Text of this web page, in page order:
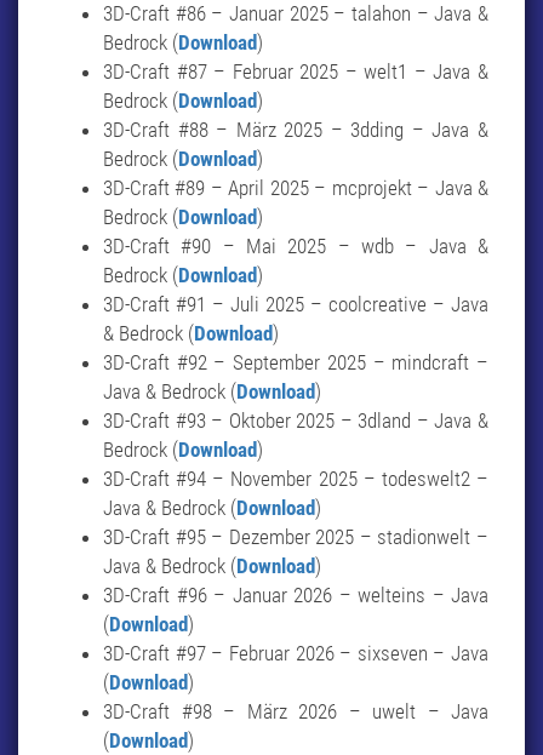
3D-Craft #86 – Januar 2025 – talahon – Java &
Bedrock (Download)
3D-Craft #87 – Februar 2025 – welt1 – Java &
Bedrock (Download)
3D-Craft #88 – März 2025 – 3dding – Java &
Bedrock (Download)
3D-Craft #89 – April 2025 – mcprojekt – Java &
Bedrock (Download)
3D-Craft #90 – Mai 2025 – wdb – Java &
Bedrock (Download)
3D-Craft #91 – Juli 2025 – coolcreative – Java
& Bedrock (Download)
3D-Craft #92 – September 2025 – mindcraft –
Java & Bedrock (Download)
3D-Craft #93 – Oktober 2025 – 3dland – Java &
Bedrock (Download)
3D-Craft #94 – November 2025 – todeswelt2 –
Java & Bedrock (Download)
3D-Craft #95 – Dezember 2025 – stadionwelt –
Java & Bedrock (Download)
3D-Craft #96 – Januar 2026 – welteins – Java
(Download)
3D-Craft #97 – Februar 2026 – sixseven – Java
(Download)
3D-Craft #98 – März 2026 – uwelt – Java
(Download)